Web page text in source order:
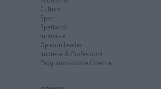
Cultura
Sport
Spettacoli
Interviste
Opinion Leader
Imprese & Professioni
Programmazione Cinema